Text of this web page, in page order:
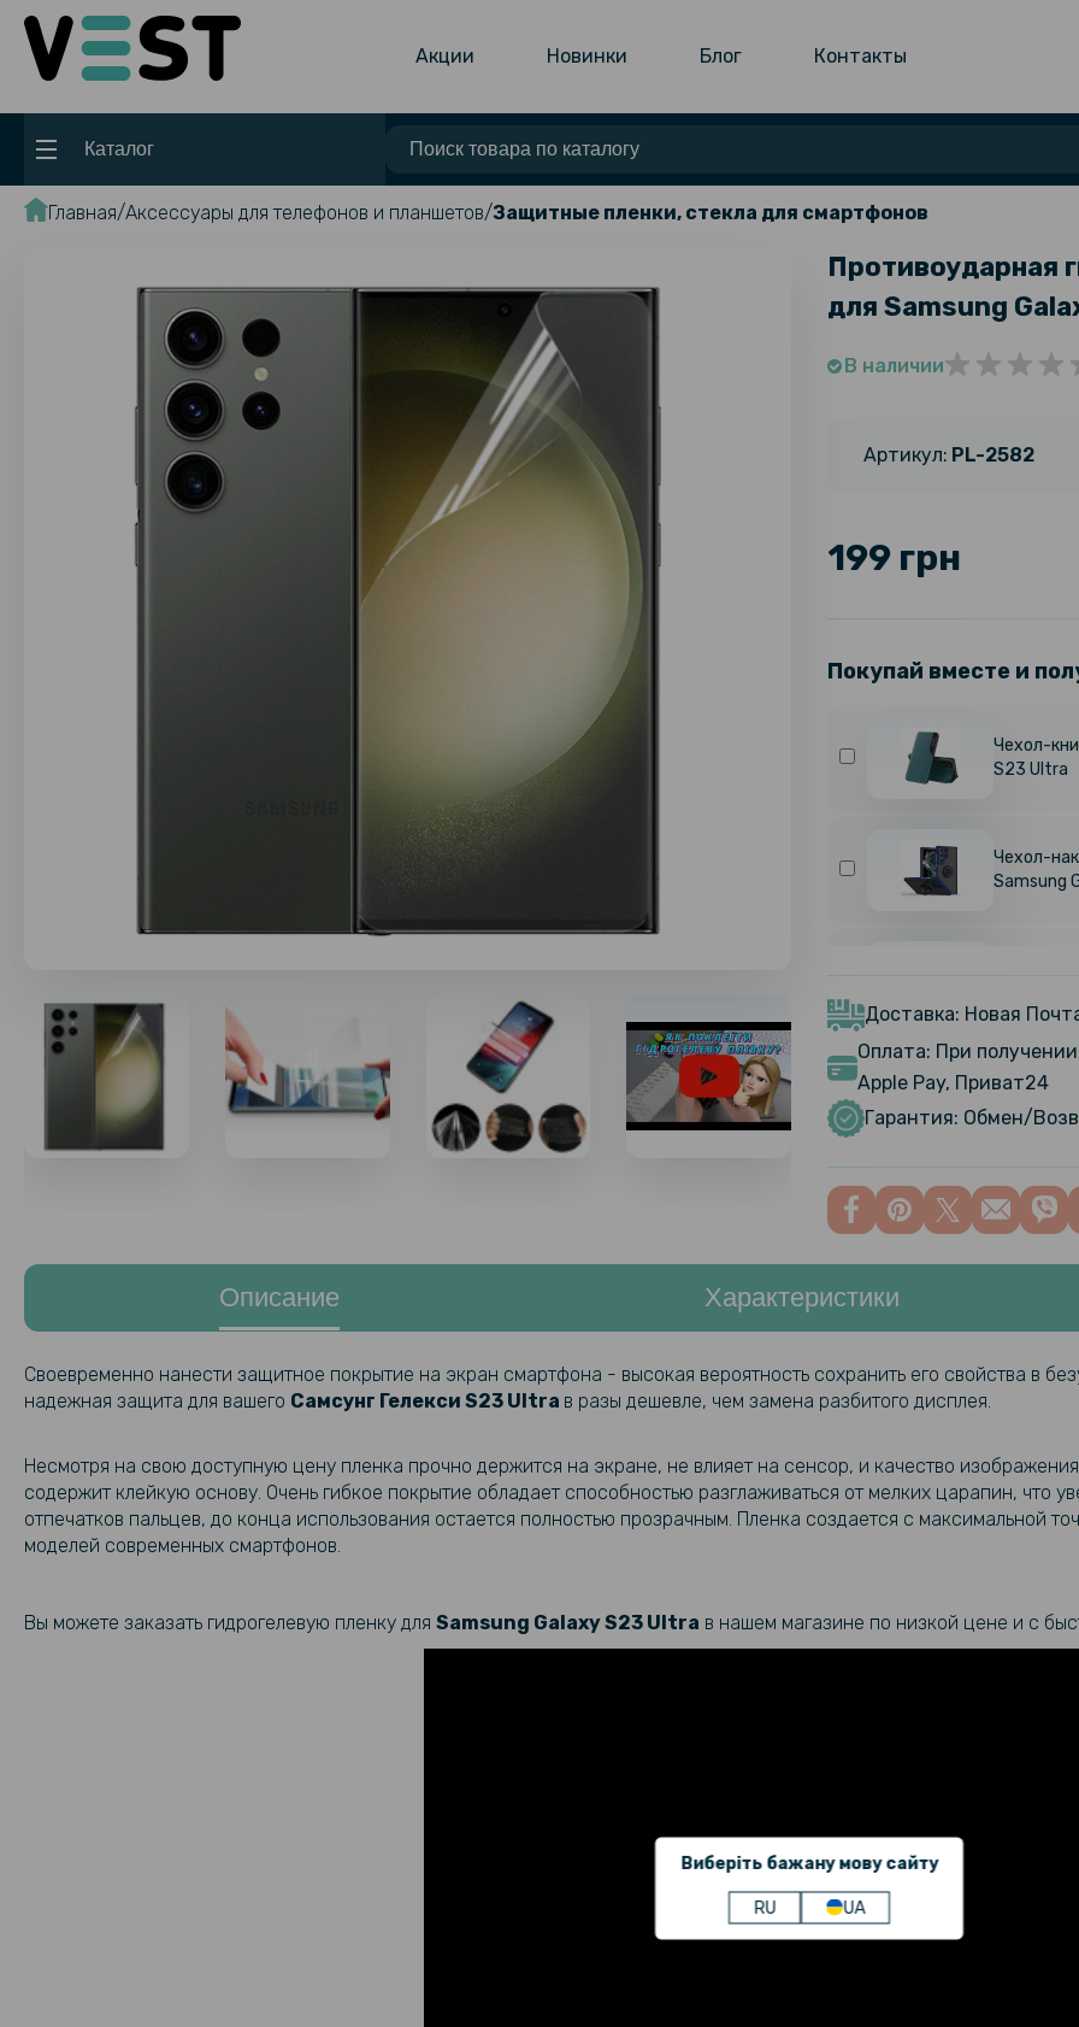
Акции Новинки Блог Контакты
Виберіть бажану мову сайту
RU UA
Каталог
Главная Аксессуары для телефонов и планшетов Защитные пленки, стекла для смартфонов
Противоударная
для Samsung
В наличии
Артикул: PL-2582
199 грн
Покупай вместе и
Чехол-
S23 Ultra
Чехол-
Samsung
Чехол
S23 Ultra
Чехол-
Galaxy
Чехол-
для
Hydrogel
Доставка: Новая
Оплата: При
Apple Pay, Приват24
Гарантия: Обмен/
Описание Характеристики
Своевременно нанести защитное покрытие на экран смартфона - высокая вероятность сохранить его свойства в
надежная защита для вашего Самсунг Гелекси S23 Ultra в разы дешевле, чем замена разбитого дисплея.
Несмотря на свою доступную цену пленка прочно держится на экране, не влияет на сенсор, и качество
содержит клейкую основу. Очень гибкое покрытие обладает способностью разглаживаться от мелких царапин, что
отпечатков пальцев, до конца использования остается полностью прозрачным. Пленка создается с максимальной
моделей современных смартфонов.
Вы можете заказать гидрогелевую пленку для Samsung GalaxyS23 Ultra в нашем магазине по низкой цене и с